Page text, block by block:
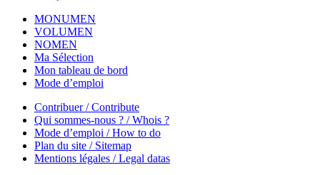
MONUMEN
VOLUMEN
NOMEN
Ma Sélection
Mon tableau de bord
Mode d’emploi
Contribuer / Contribute
Qui sommes-nous ? / Whois ?
Mode d’emploi / How to do
Plan du site / Sitemap
Mentions légales / Legal datas